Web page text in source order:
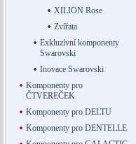
XILION Rose
Zvířata
Exkluzívní komponenty
Swarovski
Inovace Swarovski
Komponenty pro
ČTVEREČEK
Komponenty pro DELTU
Komponenty pro DENTELLE